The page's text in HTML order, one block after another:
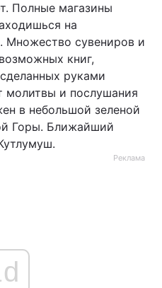
Полные магазины
на
Множество сувениров и
книг,
руками
молитвы и послушания
в небольшой зеленой
Горы. Ближайший
Реклама